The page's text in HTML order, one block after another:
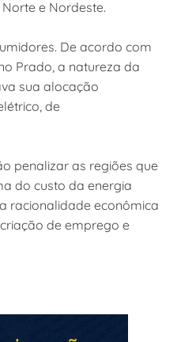
e Nordeste.
De acordo com
Prado, a natureza da
sua alocação
de
penalizar as regiões que
do custo da energia
racionalidade econômica
de emprego e